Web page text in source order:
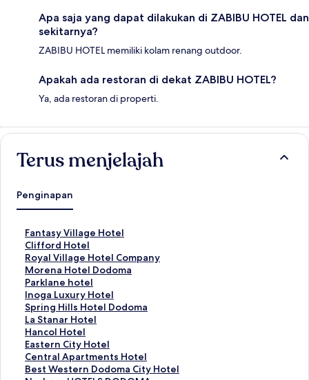
Apa saja yang dapat dilakukan di ZABIBU HOTEL dan
sekitarnya?
ZABIBU HOTEL memiliki kolam renang outdoor.
Apakah ada restoran di dekat ZABIBU HOTEL?
Ya, ada restoran di properti.
Terus menjelajah
Penginapan
Fantasy Village Hotel
T
a
u
t
a
n
S
t
a
n
d
a
Clifford Hotel
T
a
u
t
a
n
S
t
a
n
d
Royal Village Hotel Company
T
a
u
t
a
n
S
t
a
n
Morena Hotel Dodoma
T
a
u
t
a
n
S
t
a
Parklane hotel
T
a
u
t
a
n
S
t
Inoga Luxury Hotel
T
a
u
t
a
n
S
Spring Hills Hotel Dodoma
T
a
u
t
a
n
La Stanar Hotel
T
a
u
t
a
Hancol Hotel
T
a
u
t
Eastern City Hotel
T
a
u
Central Apartments Hotel
T
a
Best Western Dodoma City Hotel
T